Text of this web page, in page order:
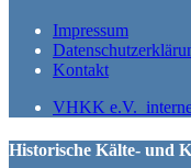
Impressum
Kontakt
VHKK e.V.
Historische Kälte- und